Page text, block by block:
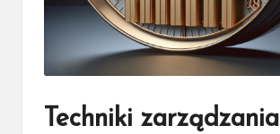
Techniki zarządzania